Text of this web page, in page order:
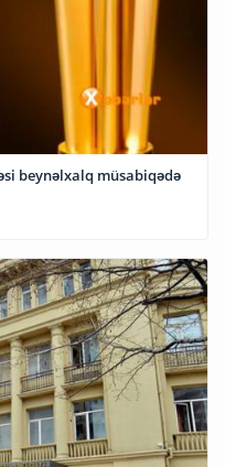
beynəlxalq müsabiqədə